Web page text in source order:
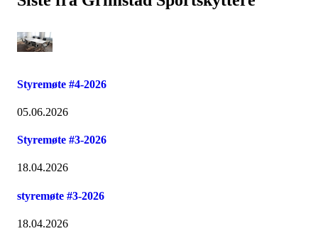
Styremøte #4-2026
05.06.2026
Styremøte #3-2026
18.04.2026
styremøte #3-2026
18.04.2026